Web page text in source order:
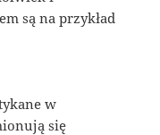
są na przykład
w
się